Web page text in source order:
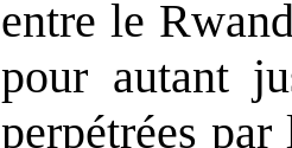
entre le
pour autant
perpétrées